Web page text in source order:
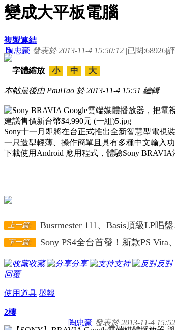
變成大平板電腦
複製連結
陶忠豪 發表於 2013-11-4 15:50:12 |已閱:68926|
字體縮放
小 中 大
本帖最後由 PaulTao 於 2013-11-4 15:51 編輯
Sony十一月即將在台正式推出全新智慧型電視
一只造型輕薄、操作簡單且具有多種中文輸入
下載使用Android 應用程式，體驗Sony BRAVIA
上一篇: Busrmester 111、Basis頂級LP唱
下一篇: Sony PS4全台首發！新款PS Vita
收藏 分享 支持
反對
回覆
使用道具 舉報
2樓
陶忠豪 發表於 2013-11-4